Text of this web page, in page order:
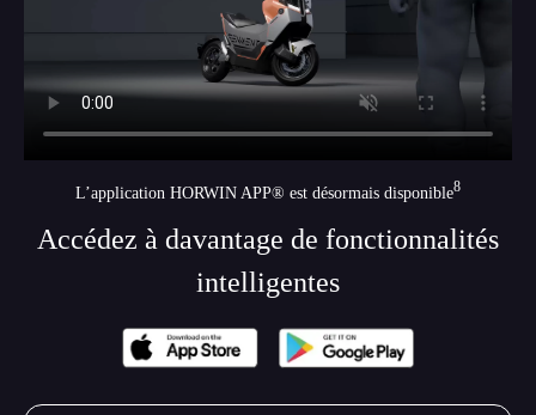
L’application HORWIN APP® est désormais disponible8
Accédez à davantage de fonctionnalités
intelligentes